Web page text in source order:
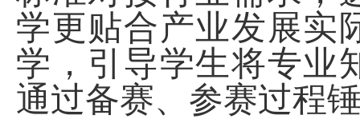
学更贴合产业发展实
学，引导学生将专业
通过备赛、参赛过程